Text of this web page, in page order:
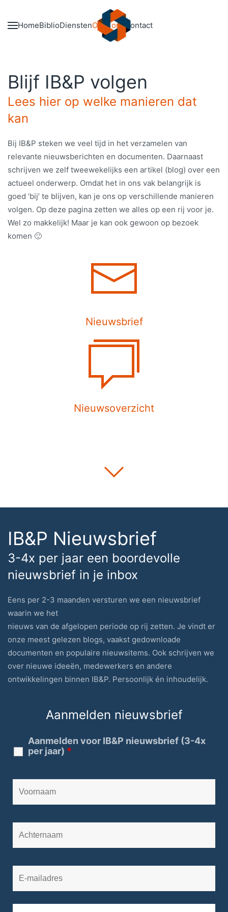
Skip to main content
HomeBiblioDienstenOver onsContact
Blijf IB&P volgen
Lees hier op welke manieren dat
kan
Bij IB&P steken we veel tijd in het verzamelen van
relevante nieuwsberichten en documenten. Daarnaast
schrijven we zelf tweewekelijks een artikel (blog) over een
actueel onderwerp. Omdat het in ons vak belangrijk is
goed ‘bij’ te blijven, kan je ons op verschillende manieren
volgen. Op deze pagina zetten we alles op een rij voor je.
Wel zo makkelijk! Maar je kan ook gewoon op bezoek
komen 🙂
Nieuwsbrief
Nieuwsoverzicht
IB&P Nieuwsbrief
3-4x per jaar een boordevolle
nieuwsbrief in je inbox
Eens per 2-3 maanden versturen we een nieuwsbrief
waarin we het
nieuws van de afgelopen periode op rij zetten. Je vindt er
onze meest gelezen blogs, vaakst gedownloade
documenten en populaire nieuwsitems. Ook schrijven we
over nieuwe ideeën, medewerkers en andere
ontwikkelingen binnen IB&P. Persoonlijk én inhoudelijk.
Aanmelden nieuwsbrief
Aanmelden voor IB&P nieuwsbrief (3-4x
per jaar) *